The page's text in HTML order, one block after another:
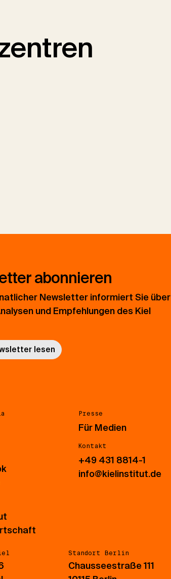
abonnieren
Newsletter informiert Sie über
und Empfehlungen des Kiel
lesen
Presse
Für Medien
Kontakt
+49 431 8814-1
info@kielinstitut.de
Standort Berlin
Chausseestraße 111